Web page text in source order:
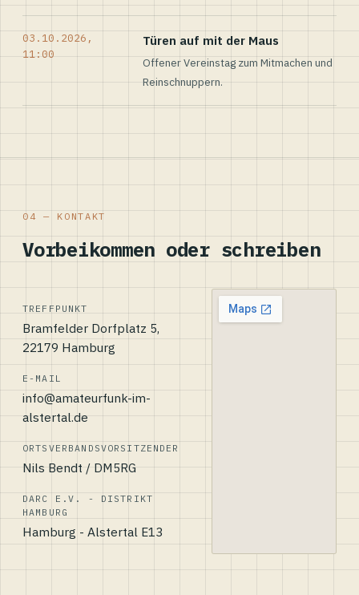
03.10.2026,
11:00
Türen auf mit der Maus
Offener Vereinstag zum Mitmachen und
Reinschnuppern.
04 — KONTAKT
Vorbeikommen oder schreiben
TREFFPUNKT
Bramfelder Dorfplatz 5,
22179 Hamburg
E-MAIL
info@amateurfunk-im-
alstertal.de
ORTSVERBANDSVORSITZENDER
Nils Bendt / DM5RG
DARC E.V. - DISTRIKT
HAMBURG
Hamburg - Alstertal E13